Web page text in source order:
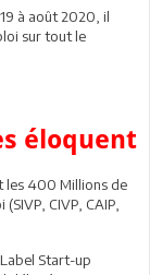
à août 2020, il
sur tout le
éloquent
les 400 Millions de
CIVP, CAIP,
Start-up